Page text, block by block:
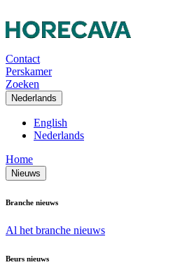
Contact
Perskamer
Zoeken
Nederlands
English
Nederlands
Home
Nieuws
Branche nieuws
Al het branche nieuws
Beurs nieuws